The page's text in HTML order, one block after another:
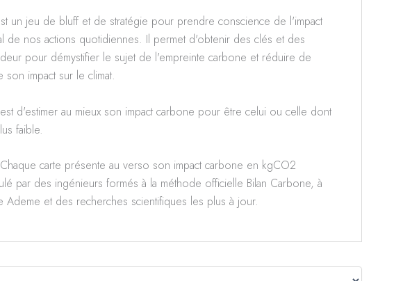
un jeu de bluff et de stratégie pour prendre conscience de l'impact
de nos actions quotidiennes. Il permet d'obtenir des clés et des
pour démystifier le sujet de l'empreinte carbone et réduire de
son impact sur le climat.
d'estimer au mieux son impact carbone pour être celui ou celle dont
faible.
Chaque carte présente au verso son impact carbone en kgCO2
par des ingénieurs formés à la méthode officielle Bilan Carbone, à
Ademe et des recherches scientifiques les plus à jour.